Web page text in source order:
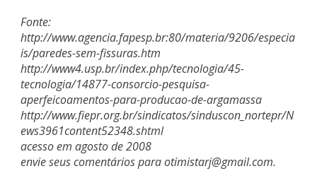
Fonte:
http://www.agencia.fapesp.br:80/materia/9206/especia
is/paredes-sem-fissuras.htm
http://www4.usp.br/index.php/tecnologia/45-
tecnologia/14877-consorcio-pesquisa-
aperfeicoamentos-para-producao-de-argamassa
http://www.fiepr.org.br/sindicatos/sinduscon_nortepr/N
ews3961content52348.shtml
acesso em agosto de 2008
envie seus comentários paraotimistarj@gmail.com.